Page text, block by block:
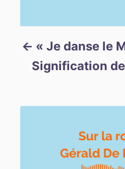
« Je danse le
Signification